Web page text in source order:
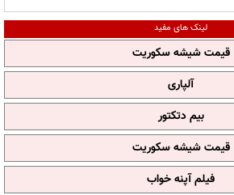
لینک های مفید
قیمت شیشه سکوریت
آلپاری
بیم دتکتور
قیمت شیشه سکوریت
فیلم آپنه خواب